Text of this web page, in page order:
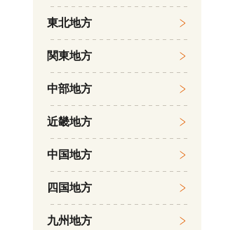
東北地方
関東地方
中部地方
近畿地方
中国地方
四国地方
九州地方